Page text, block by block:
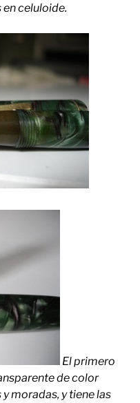
en celuloide.
El primero
de color
moradas, y tiene las